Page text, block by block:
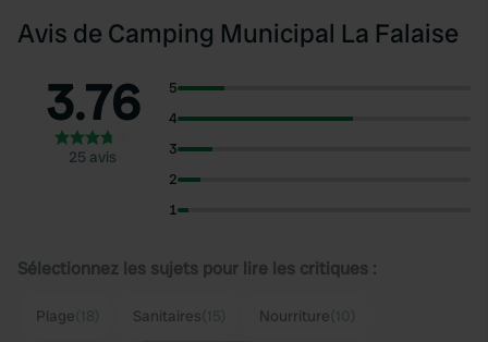
Avis de Camping Municipal La Falaise
3.76
25 avis
5
4
3
2
1
Sélectionnez les sujets pour lire les critiques :
Plage Sanitaires Nourriture